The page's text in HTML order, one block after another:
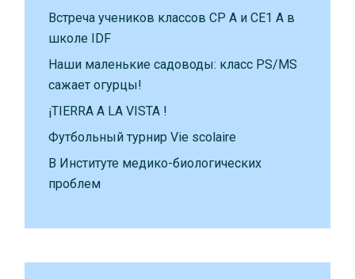
Встреча учеников классов CP A и CE1 A в
школе IDF
Наши маленькие садоводы: класс PS/MS
сажает огурцы!
¡TIERRA A LA VISTA !
Футбольный турнир Vie scolaire
В Институте медико-биологических
проблем